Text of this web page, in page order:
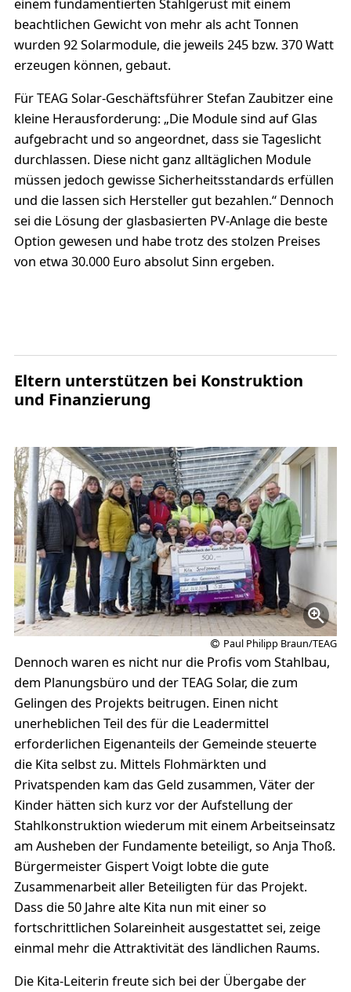
einem fundamentierten Stahlgerüst mit einem
beachtlichen Gewicht von mehr als acht Tonnen
wurden 92 Solarmodule, die jeweils 245 bzw. 370 Watt
erzeugen können, gebaut.
Für TEAG Solar-Geschäftsführer Stefan Zaubitzer eine
kleine Herausforderung: „Die Module sind auf Glas
aufgebracht und so angeordnet, dass sie Tageslicht
durchlassen. Diese nicht ganz alltäglichen Module
müssen jedoch gewisse Sicherheitsstandards erfüllen
und die lassen sich Hersteller gut bezahlen.“ Dennoch
sei die Lösung der glasbasierten PV-Anlage die beste
Option gewesen und habe trotz des stolzen Preises
von etwa 30.000 Euro absolut Sinn ergeben.
Eltern unterstützen bei Konstruktion
und Finanzierung
Paul Philipp Braun/TEAG
Dennoch waren es nicht nur die Profis vom Stahlbau,
dem Planungsbüro und der TEAG Solar, die zum
Gelingen des Projekts beitrugen. Einen nicht
unerheblichen Teil des für die Leadermittel
erforderlichen Eigenanteils der Gemeinde steuerte
die Kita selbst zu. Mittels Flohmärkten und
Privatspenden kam das Geld zusammen, Väter der
Kinder hätten sich kurz vor der Aufstellung der
Stahlkonstruktion wiederum mit einem Arbeitseinsatz
am Ausheben der Fundamente beteiligt, so Anja Thoß.
Bürgermeister Gispert Voigt lobte die gute
Zusammenarbeit aller Beteiligten für das Projekt.
Dass die 50 Jahre alte Kita nun mit einer so
fortschrittlichen Solareinheit ausgestattet sei, zeige
einmal mehr die Attraktivität des ländlichen Raums.
Die Kita-Leiterin freute sich bei der Übergabe der